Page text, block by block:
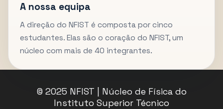
A nossa equipa
A direção do NFIST é composta por cinco
estudantes. Elas são o coração do NFIST, um
núcleo com mais de 40 integrantes.
© 2025 NFIST | Núcleo de Física do
Instituto Superior Técnico